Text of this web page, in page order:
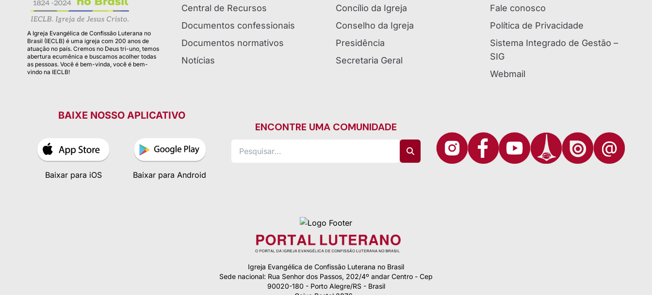
A Igreja Evangélica de Confissão Luterana no
Brasil (IECLB) é uma igreja com 200 anos de
atuação no país. Cremos no Deus tri-uno, temos
abertura ecumênica e buscamos acolher todas
as pessoas. Você é bem-vinda, você é bem-
vindo na IECLB!
Central de Recursos
Documentos confessionais
Documentos normativos
Notícias
Concílio da Igreja
Conselho da Igreja
Presidência
Secretaria Geral
Fale conosco
Política de Privacidade
Sistema Integrado de Gestão –
SIG
Webmail
BAIXE NOSSO APLICATIVO
Baixar para iOS Baixar para Android
ENCONTRE UMA COMUNIDADE
Igreja Evangélica de Confissão Luterana no Brasil
Sede nacional: Rua Senhor dos Passos, 202/4º andar Centro - Cep
90020-180 - Porto Alegre/RS - Brasil